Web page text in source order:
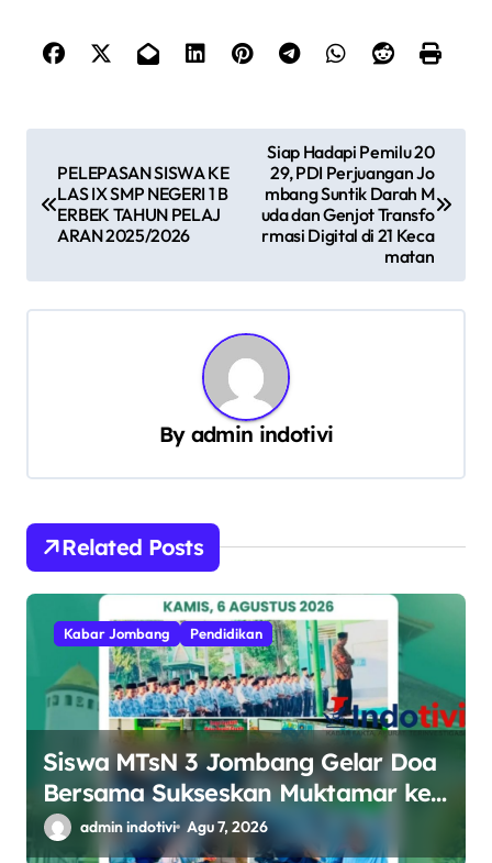
g
o
PELEPASAN SISWA KE
LAS IX SMP NEGERI 1 B
ERBEK TAHUN PELAJ
ARAN 2025/2026
Siap Hadapi Pemilu 20
29, PDI Perjuangan Jo
mbang Suntik Darah M
uda dan Genjot Transfo
rmasi Digital di 21 Keca
matan
By admin indotivi
Related Posts
Kabar Jombang Pendidikan
Siswa MTsN 3 Jombang Gelar Doa
Bersama Sukseskan Muktamar ke-
35 NU di Tambakberas
admin indotivi Agu 7, 2026